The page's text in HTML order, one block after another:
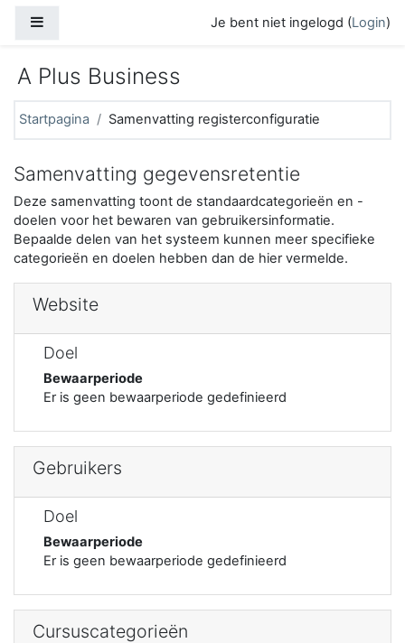
Je bent niet ingelogd (Login)
A Plus Business
Startpagina Samenvatting registerconfiguratie
Samenvatting gegevensretentie
Deze samenvatting toont de standaardcategorieën en -
doelen voor het bewaren van gebruikersinformatie.
Bepaalde delen van het systeem kunnen meer specifieke
categorieën en doelen hebben dan de hier vermelde.
Website
Doel
Bewaarperiode
Er is geen bewaarperiode gedefinieerd
Gebruikers
Doel
Bewaarperiode
Er is geen bewaarperiode gedefinieerd
Cursuscategorieën